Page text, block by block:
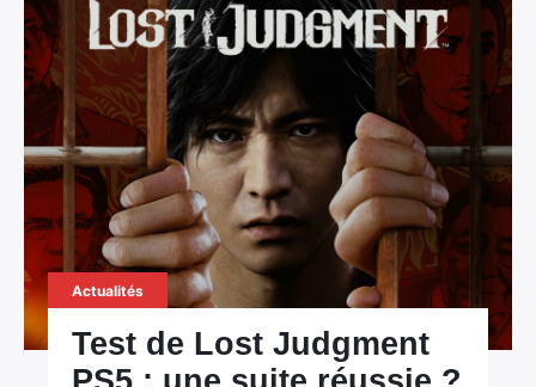
Actualités
Test de Lost Judgment